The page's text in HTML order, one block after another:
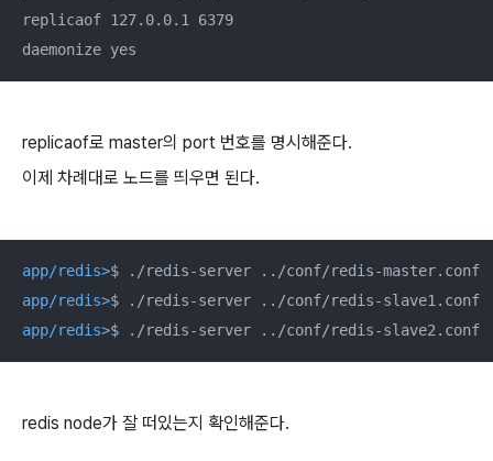
replicaof 127.0.0.1 6379
daemonize yes
replicaof로 master의 port 번호를 명시해준다.
이제 차례대로 노드를 띄우면 된다.
app/redis>$ ./redis-server ../conf/redis-master.conf
app/redis>$ ./redis-server ../conf/redis-slave1.conf
app/redis>$ ./redis-server ../conf/redis-slave2.conf
redis node가 잘 떠있는지 확인해준다.